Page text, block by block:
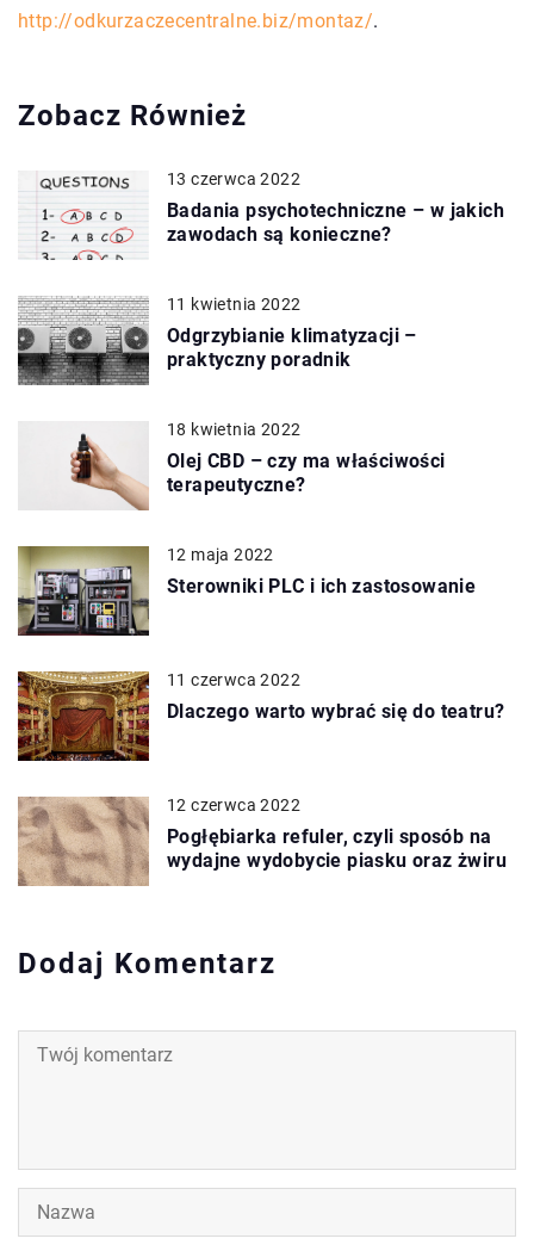
http://odkurzaczecentralne.biz/montaz/.
Zobacz Również
13 czerwca 2022
Badania psychotechniczne – w jakich
zawodach są konieczne?
11 kwietnia 2022
Odgrzybianie klimatyzacji –
praktyczny poradnik
18 kwietnia 2022
Olej CBD – czy ma właściwości
terapeutyczne?
12 maja 2022
Sterowniki PLC i ich zastosowanie
11 czerwca 2022
Dlaczego warto wybrać się do teatru?
12 czerwca 2022
Pogłębiarka refuler, czyli sposób na
wydajne wydobycie piasku oraz żwiru
Dodaj Komentarz